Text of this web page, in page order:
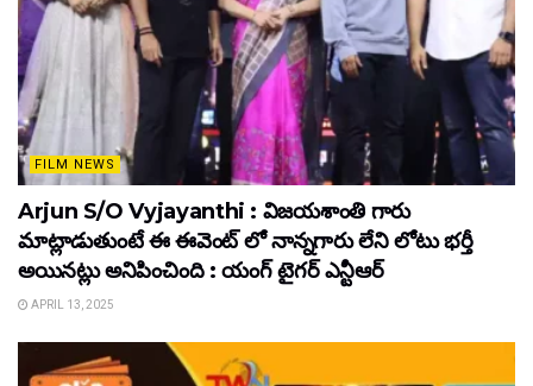
FILM NEWS
Arjun S/O Vyjayanthi : విజయశాంతి గారు
మాట్లాడుతుంటే ఈ ఈవెంట్ లో నాన్నగారు లేని లోటు భర్తీ
అయినట్లు అనిపించింది : యంగ్ టైగర్ ఎన్టీఆర్
APRIL 13, 2025